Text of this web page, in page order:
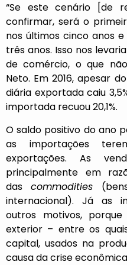
“Se este cenário [de
confirmar, será o
nos últimos cinco anos
três anos. Isso nos
de comércio, o que
Neto. Em 2016, apesar
diária exportada caiu
importada recuou 20,1%.
O saldo positivo do ano
as importações
exportações. As
principalmente em
dascommodities
internacional). Já as
outros motivos,
exterior – entre os
capital, usados na
causa da crise